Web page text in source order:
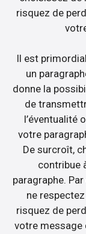
risquez de
Il est
un
donne la
de
l’éventualité
votre
De surcroît,
contribue
paragraphe.
ne
risquez de
votre message